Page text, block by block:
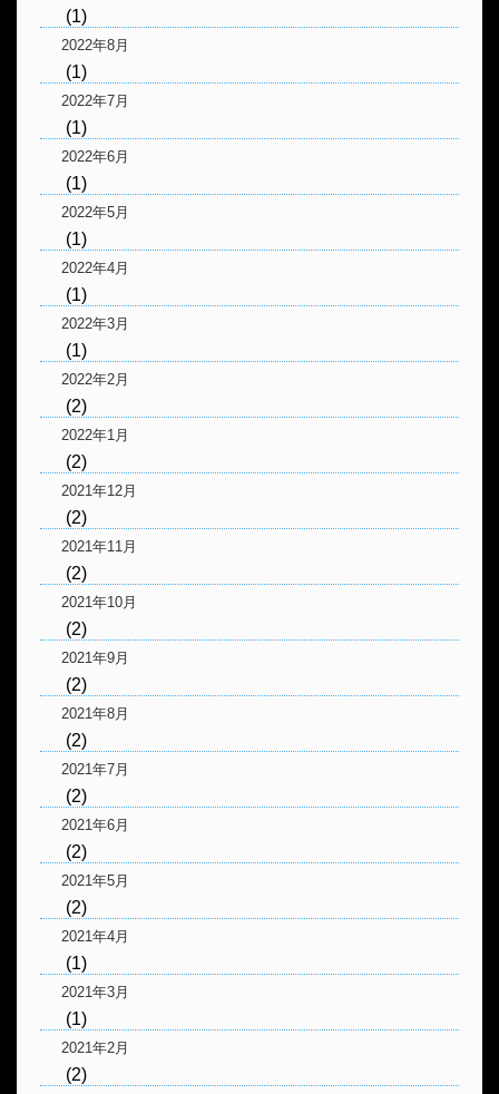
(1)
2022年8月
(1)
2022年7月
(1)
2022年6月
(1)
2022年5月
(1)
2022年4月
(1)
2022年3月
(1)
2022年2月
(2)
2022年1月
(2)
2021年12月
(2)
2021年11月
(2)
2021年10月
(2)
2021年9月
(2)
2021年8月
(2)
2021年7月
(2)
2021年6月
(2)
2021年5月
(2)
2021年4月
(1)
2021年3月
(1)
2021年2月
(2)